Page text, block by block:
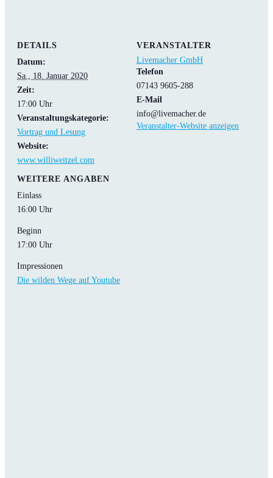
DETAILS
Datum:
Sa., 18. Januar 2020
Zeit:
17:00 Uhr
Veranstaltungskategorie:
Vortrag und Lesung
Website:
www.williweitzel.com
VERANSTALTER
Livemacher GmbH
Telefon
07143 9605-288
E-Mail
info@livemacher.de
Veranstalter-Website anzeigen
WEITERE ANGABEN
Einlass
16:00 Uhr
Beginn
17:00 Uhr
Impressionen
Die wilden Wege auf Youtube